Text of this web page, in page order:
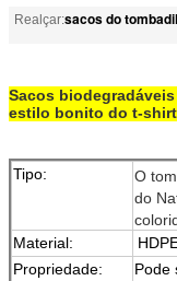
Realçar:sacos do
Sacos
estilo bonito do t-shirt
Tipo:
O
do
Material:
Propriedade:
Pode